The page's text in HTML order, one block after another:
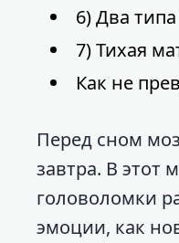
6) Два
7) Тихая
Как не
Перед сном
завтра. В этот
головоломки
эмоции, как